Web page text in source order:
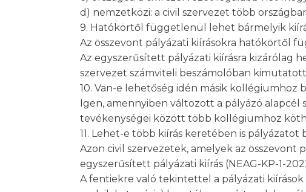
d) nemzetközi: a civil szervezet több
9. Hatókörtől függetlenül lehet bármelyik
Az összevont pályázati kiírásokra hatókörtől
Az egyszerűsített pályázati kiírásra kizárólag
szervezet számviteli beszámolóban
10. Van-e lehetőség idén másik
Igen, amennyiben változott a pályázó alapcél
tevékenységei között több kollégiumhoz
11. Lehet-e több kiírás keretében is
Azon civil szervezetek, amelyek az
egyszerűsített pályázati kiírás (NEAG-KP-1-
A fentiekre való tekintettel a pályázati